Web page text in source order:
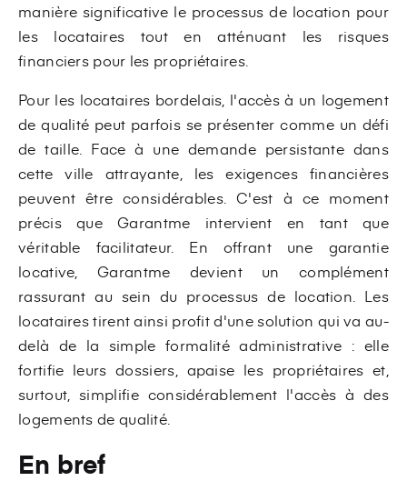
manière significative le processus de location pour
les locataires tout en atténuant les risques
financiers pour les propriétaires.
Pour les locataires bordelais, l'accès à un logement
de qualité peut parfois se présenter comme un défi
de taille. Face à une demande persistante dans
cette ville attrayante, les exigences financières
peuvent être considérables. C'est à ce moment
précis que Garantme intervient en tant que
véritable facilitateur. En offrant une garantie
locative, Garantme devient un complément
rassurant au sein du processus de location. Les
locataires tirent ainsi profit d'une solution qui va au-
delà de la simple formalité administrative : elle
fortifie leurs dossiers, apaise les propriétaires et,
surtout, simplifie considérablement l'accès à des
logements de qualité.
En bref